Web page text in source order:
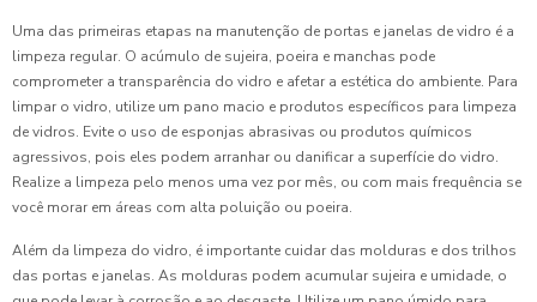
Uma das primeiras etapas na manutenção de portas e janelas de vidro é a
limpeza regular. O acúmulo de sujeira, poeira e manchas pode
comprometer a transparência do vidro e afetar a estética do ambiente. Para
limpar o vidro, utilize um pano macio e produtos específicos para limpeza
de vidros. Evite o uso de esponjas abrasivas ou produtos químicos
agressivos, pois eles podem arranhar ou danificar a superfície do vidro.
Realize a limpeza pelo menos uma vez por mês, ou com mais frequência se
você morar em áreas com alta poluição ou poeira.
Além da limpeza do vidro, é importante cuidar das molduras e dos trilhos
das portas e janelas. As molduras podem acumular sujeira e umidade, o